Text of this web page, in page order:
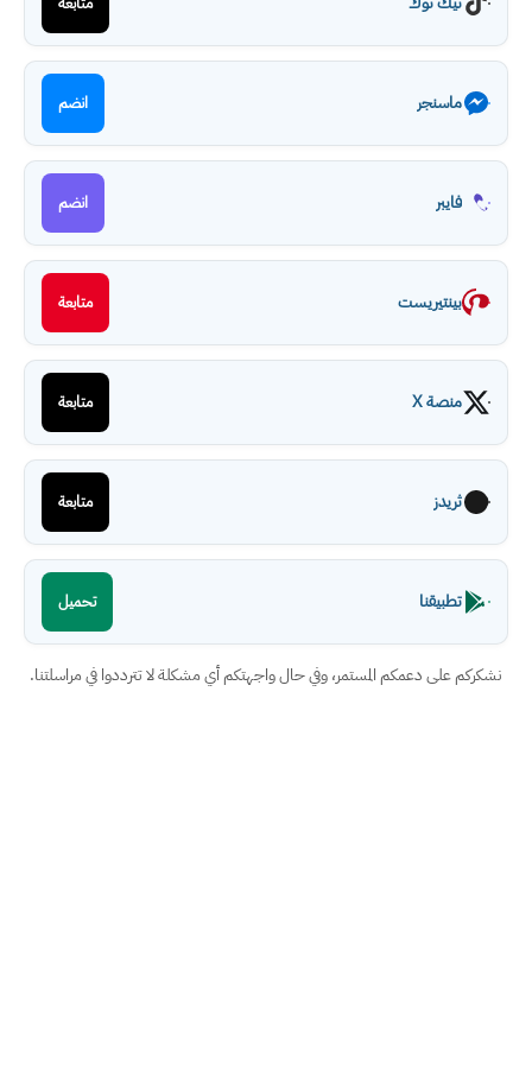
ماسنجر انضم
فايبر انضم
بينتيريست متابعة
منصة X متابعة
ثريدز متابعة
تطبيقنا تحميل
نشكركم على دعمكم المستمر، وفي حال واجهتكم أي مشكلة لا تترددوا في مراسلتنا.